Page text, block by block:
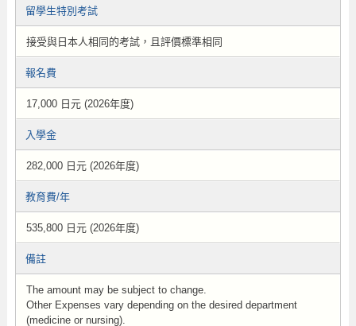
留學生特別考試
接受與日本人相同的考試，且評價標準相同
報名費
17,000 日元 (2026年度)
入學金
282,000 日元 (2026年度)
教育費/年
535,800 日元 (2026年度)
備註
The amount may be subject to change.
Other Expenses vary depending on the desired department
(medicine or nursing).